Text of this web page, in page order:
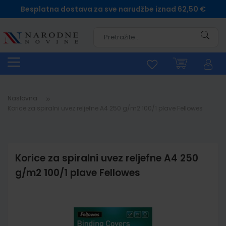
Besplatna dostava za sve narudžbe iznad 62,50 €
Naslovna
Korice za spiralni uvez reljefne A4 250
g/m2 100/1 plave Fellowes